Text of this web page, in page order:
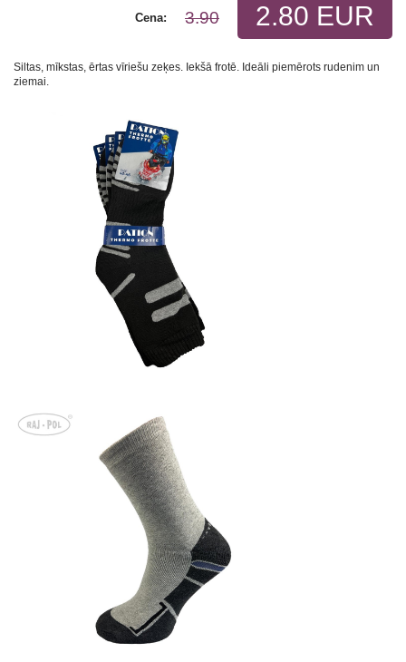
2.80 EUR
3.90
Cena:
Siltas, mīkstas, ērtas vīriešu zeķes. Iekšā frotē. Ideāli piemērots rudenim un
ziemai.